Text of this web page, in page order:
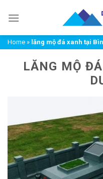
đến
dungHome » lăng mộ đá xanh tại
LĂNG MỘ